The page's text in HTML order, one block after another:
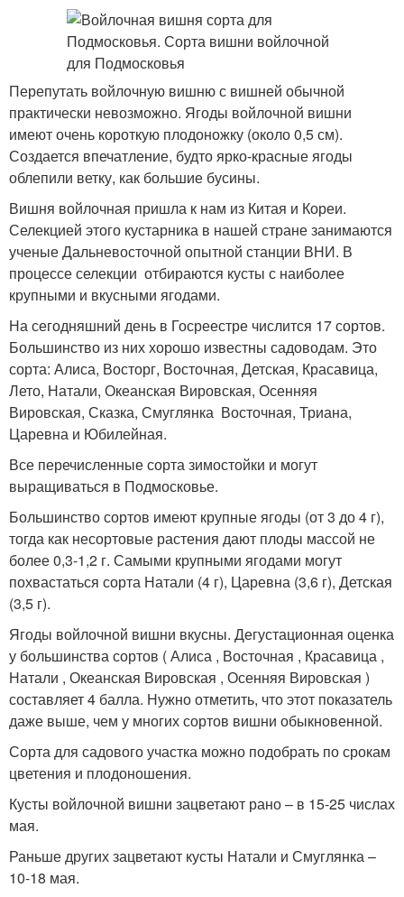
Перепутать войлочную вишню с вишней обычной
практически невозможно. Ягоды войлочной вишни
имеют очень короткую плодоножку (около 0,5 см).
Создается впечатление, будто ярко-красные ягоды
облепили ветку, как большие бусины.
Вишня войлочная пришла к нам из Китая и Кореи.
Селекцией этого кустарника в нашей стране занимаются
ученые Дальневосточной опытной станции ВНИ. В
процессе селекции отбираются кусты с наиболее
крупными и вкусными ягодами.
На сегодняшний день в Госреестре числится 17 сортов.
Большинство из них хорошо известны садоводам. Это
сорта: Алиса, Восторг, Восточная, Детская, Красавица,
Лето, Натали, Океанская Вировская, Осенняя
Вировская, Сказка, Смуглянка Восточная, Триана,
Царевна и Юбилейная.
Все перечисленные сорта зимостойки и могут
выращиваться в Подмосковье.
Большинство сортов имеют крупные ягоды (от 3 до 4 г),
тогда как несортовые растения дают плоды массой не
более 0,3-1,2 г. Самыми крупными ягодами могут
похвастаться сорта Натали (4 г), Царевна (3,6 г), Детская
(3,5 г).
Ягоды войлочной вишни вкусны. Дегустационная оценка
у большинства сортов ( Алиса , Восточная , Красавица ,
Натали , Океанская Вировская , Осенняя Вировская )
составляет 4 балла. Нужно отметить, что этот показатель
даже выше, чем у многих сортов вишни обыкновенной.
Сорта для садового участка можно подобрать по срокам
цветения и плодоношения.
Кусты войлочной вишни зацветают рано – в 15-25 числах
мая.
Раньше других зацветают кусты Натали и Смуглянка –
10-18 мая.